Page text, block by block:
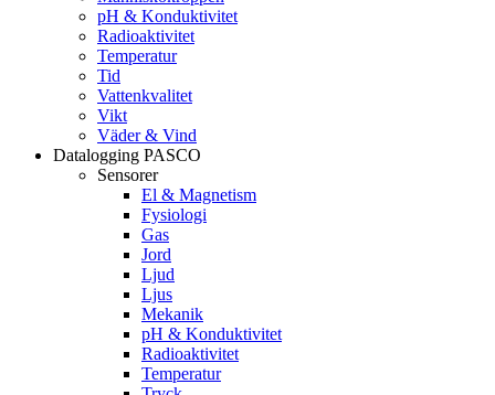
pH & Konduktivitet
Radioaktivitet
Temperatur
Tid
Vattenkvalitet
Vikt
Väder & Vind
Datalogging PASCO
Sensorer
El & Magnetism
Fysiologi
Gas
Jord
Ljud
Ljus
Mekanik
pH & Konduktivitet
Radioaktivitet
Temperatur